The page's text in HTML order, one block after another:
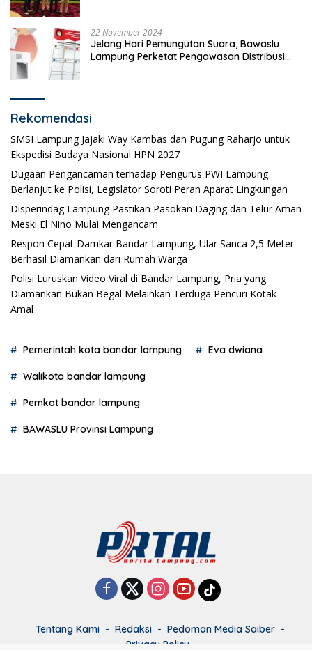
22 November 2024
Jelang Hari Pemungutan Suara, Bawaslu
Lampung Perketat Pengawasan Distribusi
Rekomendasi
SMSI Lampung Jajaki Way Kambas dan Pugung Raharjo untuk
Ekspedisi Budaya Nasional HPN 2027
Dugaan Pengancaman terhadap Pengurus PWI Lampung
Berlanjut ke Polisi, Legislator Soroti Peran Aparat Lingkungan
Disperindag Lampung Pastikan Pasokan Daging dan Telur Aman
Meski El Nino Mulai Mengancam
Respon Cepat Damkar Bandar Lampung, Ular Sanca 2,5 Meter
Berhasil Diamankan dari Rumah Warga
Polisi Luruskan Video Viral di Bandar Lampung, Pria yang
Diamankan Bukan Begal Melainkan Terduga Pencuri Kotak
Amal
Pemerintah kota bandar lampung Eva dwiana
Walikota bandar lampung
Pemkot bandar lampung
BAWASLU Provinsi Lampung
Tentang Kami Redaksi
Pedoman Media Saiber
Privacy Policy